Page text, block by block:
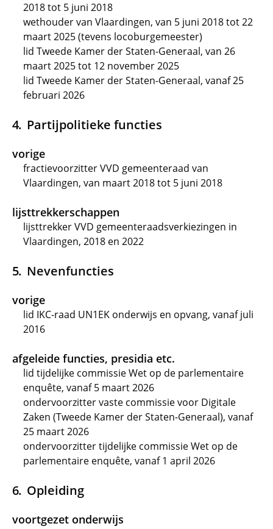
2018 tot 5 juni 2018
wethouder van Vlaardingen, van 5 juni 2018 tot 22
maart 2025 (tevens locoburgemeester)
lid Tweede Kamer der Staten-Generaal, van 26
maart 2025 tot 12 november 2025
lid Tweede Kamer der Staten-Generaal, vanaf 25
februari 2026
Partijpolitieke functies
vorige
fractievoorzitter VVD gemeenteraad van
Vlaardingen, van maart 2018 tot 5 juni 2018
lijsttrekkerschappen
lijsttrekker VVD gemeenteraadsverkiezingen in
Vlaardingen, 2018 en 2022
Nevenfuncties
vorige
lid IKC-raad UN1EK onderwijs en opvang, vanaf juli
2016
afgeleide functies, presidia etc.
lid tijdelijke commissie Wet op de parlementaire
enquête, vanaf 5 maart 2026
ondervoorzitter vaste commissie voor Digitale
Zaken (Tweede Kamer der Staten-Generaal), vanaf
25 maart 2026
ondervoorzitter tijdelijke commissie Wet op de
parlementaire enquête, vanaf 1 april 2026
Opleiding
voortgezet onderwijs